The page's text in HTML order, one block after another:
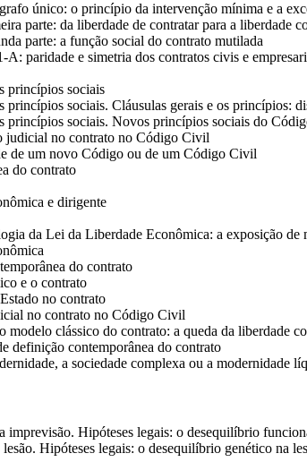
único: o princípio da intervenção mínima e a
parte: da liberdade de contratar para a liberdade
parte: a função social do contrato mutilada
paridade e simetria dos contratos civis e
princípios sociais
sociais. Cláusulas gerais e os princípios:
princípios sociais. Novos princípios sociais do
judicial no contrato no Código Civil
de um novo Código ou de um Código Civil
do contrato
e dirigente
da Lei da Liberdade Econômica: a exposição
do contrato
e o contrato
no contrato
no contrato no Código Civil
modelo clássico do contrato: a queda da liberdade
definição contemporânea do contrato
a sociedade complexa ou a modernidade
Hipóteses legais: o desequilíbrio
Hipóteses legais: o desequilíbrio genético na